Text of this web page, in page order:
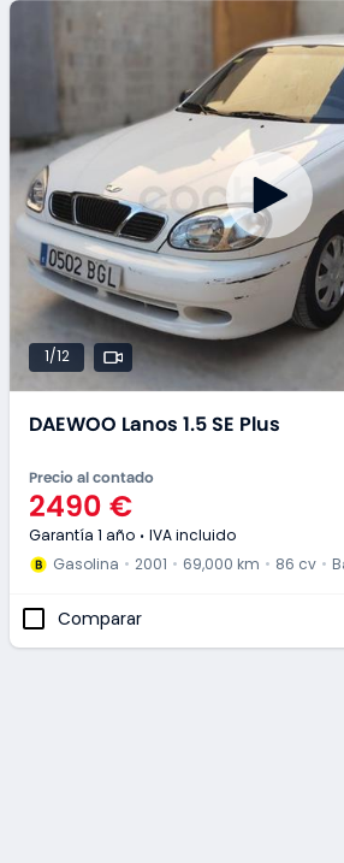
DAEWOO Lanos 1.5 SE Plus
Precio al contado
2490 €
Garantía 1 año
IVA incluido
Gasolina
2001 69,000 km 86 cv
1/12
Comparar